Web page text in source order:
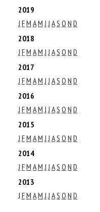
2019
J FM AM J J AS O N D
2018
J FM AM J J AS O N D
2017
J FM AM J J AS O N D
2016
J FM AM J J AS O N D
2015
J FM AM J J AS O N D
2014
J FM AM J J AS O N D
2013
J FM AM J J AS O N D